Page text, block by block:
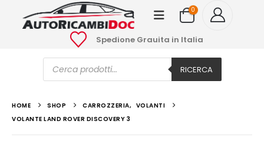
0
Spedione Grauita in Italia
Ricerca
prodotti RICERCA
HOME SHOP CARROZZERIA, VOLANTI
VOLANTE LAND ROVER DISCOVERY 3